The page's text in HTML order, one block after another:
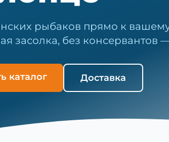
рыбаков прямо к
засолка, без консервантов
каталог Доставка